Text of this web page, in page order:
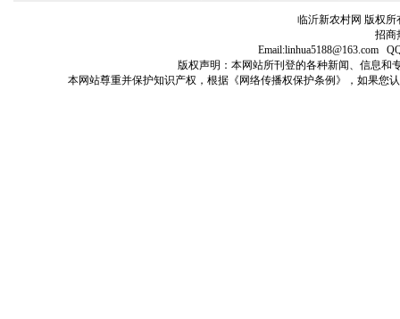
临沂新农村网 版权所
招商
Email:linhua5188@163.com
版权声明：本网站所刊登的各种新闻、信息和
本网站尊重并保护知识产权，根据《网络传播权保护条例》，如果您